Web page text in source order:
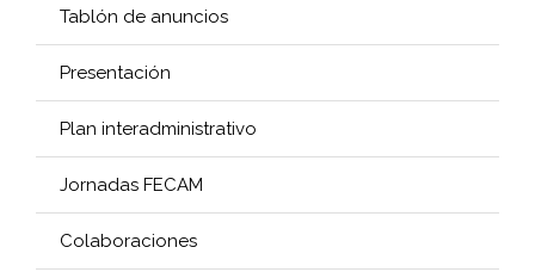
Tablón de anuncios
Presentación
Plan interadministrativo
Jornadas FECAM
Colaboraciones